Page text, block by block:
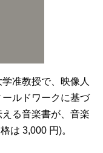
准教授で、映像人
ルドワークに基づ
る音楽書が、音楽
は 3,000 円)。